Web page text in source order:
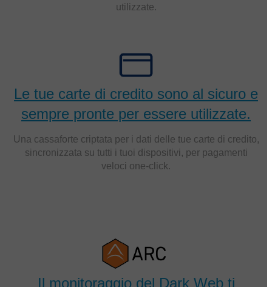
utilizzate.
Le tue carte di credito sono al sicuro e
sempre pronte per essere utilizzate.
Una cassaforte criptata per i dati delle tue carte di credito,
sincronizzata su tutti i tuoi dispositivi, per pagamenti
veloci one-click.
Il monitoraggio del Dark Web ti